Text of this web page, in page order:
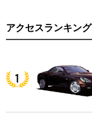
アクセスランキング